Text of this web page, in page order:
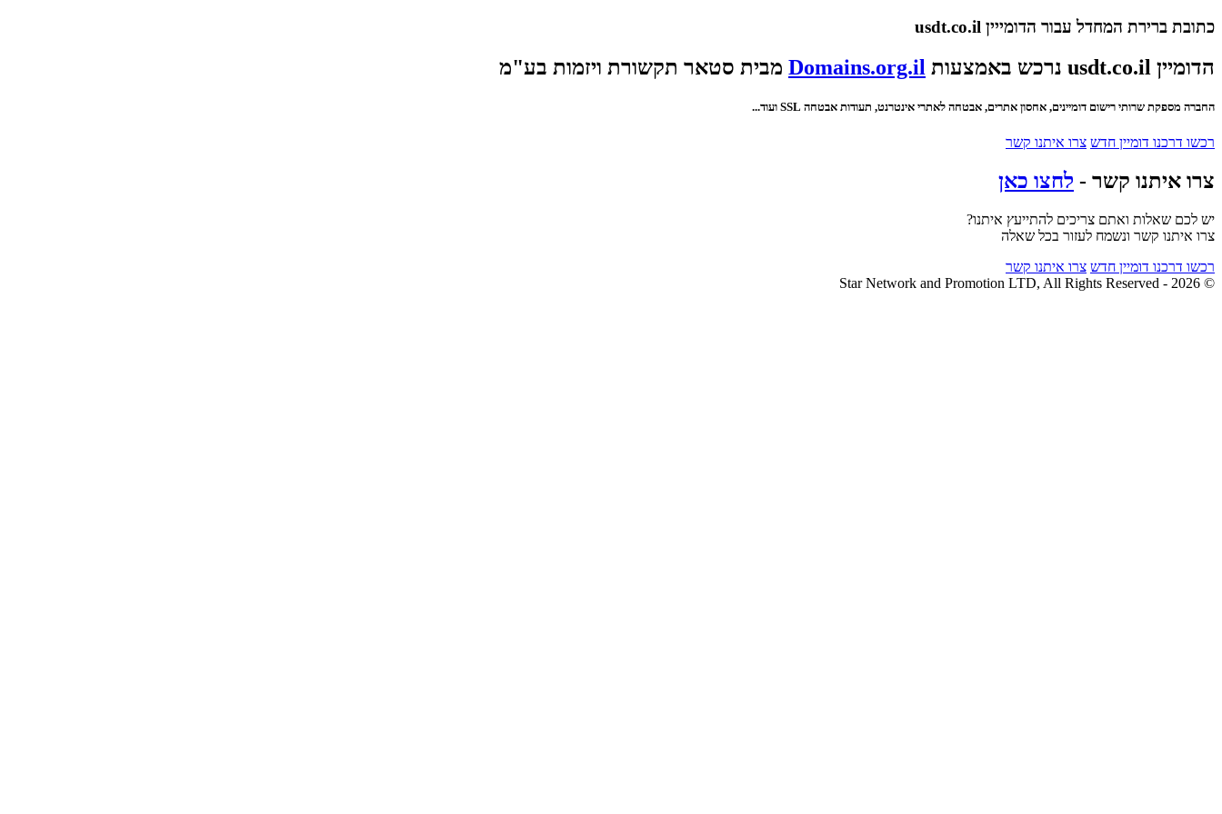
כתובת ברירת המחדל עבור הדומייין usdt.co.il
הדומיין usdt.co.il נרכש באמצעות Domains.org.il מבית סטאר תקשורת ויזמות בע"מ
החברה מספקת שרותי רישום דומיינים, אחסון אתרים, אבטחה לאתרי אינטרנט, תעודות אבטחה SSL ועוד...
רכשו דרכנו דומיין חדש צרו איתנו קשר
צרו איתנו קשר - לחצו כאן
יש לכם שאלות ואתם צריכים להתייעץ איתנו?
צרו איתנו קשר ונשמח לעזור בכל שאלה
רכשו דרכנו דומיין חדש צרו איתנו קשר
© 2026 - Star Network and Promotion LTD, All Rights Reserved